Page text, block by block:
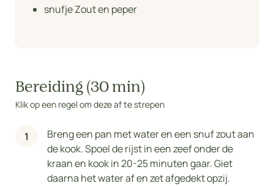
snufje Zout en peper
Bereiding (30 min)
Klik op een regel om deze af te strepen
Breng een pan met water en een snuf zout aan
de kook. Spoel de rijst in een zeef onder de
kraan en kook in 20-25 minuten gaar. Giet
daarna het water af en zet afgedekt opzij.